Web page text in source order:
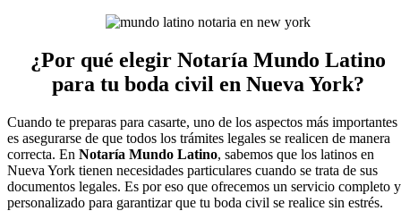
¿Por qué elegir Notaría Mundo Latino
para tu boda civil en Nueva York?
Cuando te preparas para casarte, uno de los aspectos más importantes
es asegurarse de que todos los trámites legales se realicen de manera
correcta. En Notaría Mundo Latino, sabemos que los latinos en
Nueva York tienen necesidades particulares cuando se trata de sus
documentos legales. Es por eso que ofrecemos un servicio completo y
personalizado para garantizar que tu boda civil se realice sin estrés.